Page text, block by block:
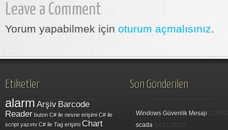
Leave a Comment
Yorum yapabilmek için oturum açmalısınız.
Etiketler
alarmArşiv Barcode
Reader buton C# ile nesne erişimi C# ile
script yazımı C# ile Tag erişimi Chart
Son Gönderilen
Windows Güvenlik Mesajı
scada